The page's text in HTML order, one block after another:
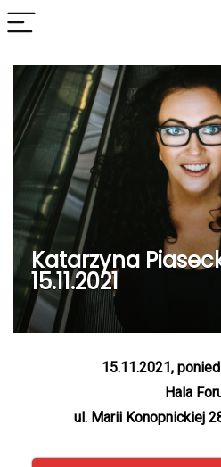
Katarzyna
15.11.2021
15.11.2021,
Hala
ul. Marii Konopnickiej